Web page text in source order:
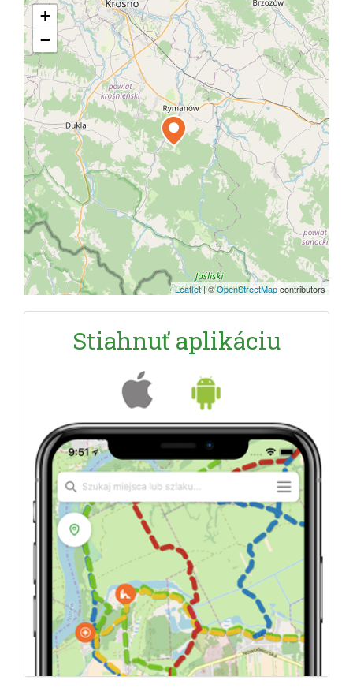
+
−
Leaflet|©OpenStreetMapcontributors
Stiahnuť aplikáciu